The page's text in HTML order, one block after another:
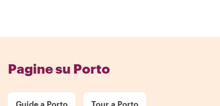
Pagine su Porto
Guide a Porto Tour a Porto